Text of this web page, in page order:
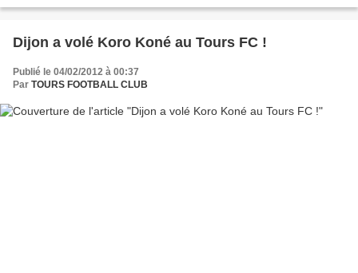
Dijon a volé Koro Koné au Tours FC !
Publié le 04/02/2012 à 00:37
Par TOURS FOOTBALL CLUB